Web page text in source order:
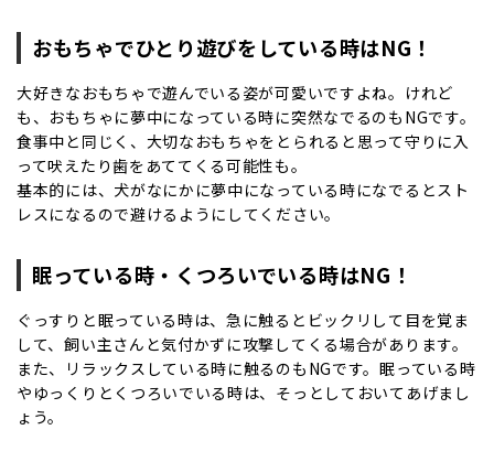
おもちゃでひとり遊びをしている時はNG！
大好きなおもちゃで遊んでいる姿が可愛いですよね。けれど
も、おもちゃに夢中になっている時に突然なでるのもNGです。
食事中と同じく、大切なおもちゃをとられると思って守りに入
って吠えたり歯をあててくる可能性も。
基本的には、犬がなにかに夢中になっている時になでるとスト
レスになるので避けるようにしてください。
眠っている時・くつろいでいる時はNG！
ぐっすりと眠っている時は、急に触るとビックリして目を覚ま
して、飼い主さんと気付かずに攻撃してくる場合があります。
また、リラックスしている時に触るのもNGです。眠っている時
やゆっくりとくつろいでいる時は、そっとしておいてあげまし
ょう。